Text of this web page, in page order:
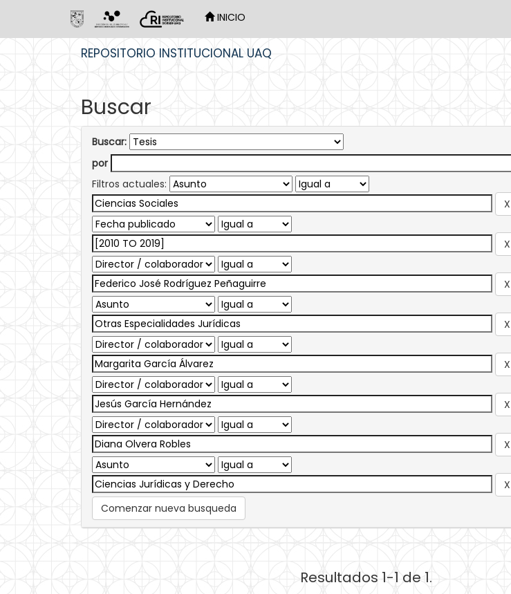
INICIO
REPOSITORIO INSTITUCIONAL UAQ
Buscar
Buscar:
por
Filtros actuales:
Comenzar nueva busqueda
Resultados 1-1 de 1.